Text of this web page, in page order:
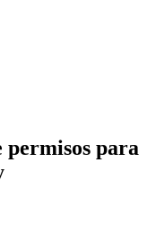
permisos para